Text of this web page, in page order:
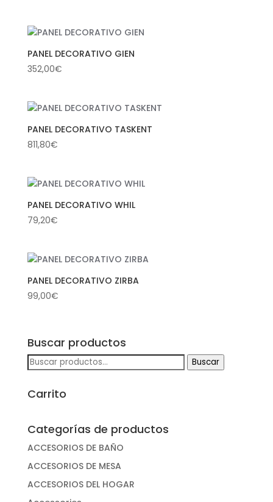
PANEL DECORATIVO GIEN
352,00€
PANEL DECORATIVO TASKENT
811,80€
PANEL DECORATIVO WHIL
79,20€
PANEL DECORATIVO ZIRBA
99,00€
Buscar productos
Buscar
por:
Buscar
Carrito
Categorías de productos
ACCESORIOS DE BAÑO
ACCESORIOS DE MESA
ACCESORIOS DEL HOGAR